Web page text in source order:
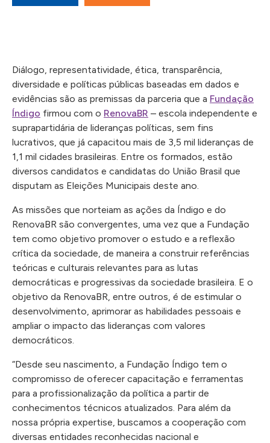
Diálogo, representatividade, ética, transparência,
diversidade e políticas públicas baseadas em dados e
evidências são as premissas da parceria que a Fundação
Índigo firmou com o RenovaBR – escola independente e
suprapartidária de lideranças políticas, sem fins
lucrativos, que já capacitou mais de 3,5 mil lideranças de
1,1 mil cidades brasileiras. Entre os formados, estão
diversos candidatos e candidatas do União Brasil que
disputam as Eleições Municipais deste ano.
As missões que norteiam as ações da Índigo e do
RenovaBR são convergentes, uma vez que a Fundação
tem como objetivo promover o estudo e a reflexão
crítica da sociedade, de maneira a construir referências
teóricas e culturais relevantes para as lutas
democráticas e progressivas da sociedade brasileira. E o
objetivo da RenovaBR, entre outros, é de estimular o
desenvolvimento, aprimorar as habilidades pessoais e
ampliar o impacto das lideranças com valores
democráticos.
“Desde seu nascimento, a Fundação Índigo tem o
compromisso de oferecer capacitação e ferramentas
para a profissionalização da política a partir de
conhecimentos técnicos atualizados. Para além da
nossa própria expertise, buscamos a cooperação com
diversas entidades reconhecidas nacional e